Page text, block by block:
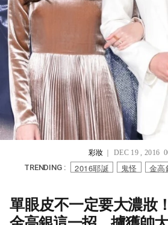
彩妝｜ DEC 19 , 2016
TRENDING : 2016耶誕 鬼怪 金高
單眼皮不一定要大濃妝